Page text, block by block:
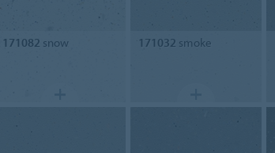
171082 snow 171032 smoke